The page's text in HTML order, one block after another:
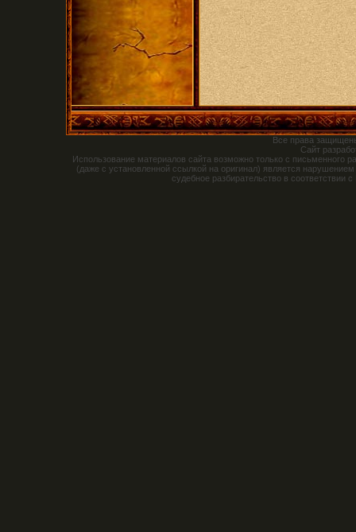
Все права
Сайт
Использование материалов сайта возможно только с письменного
(даже с установленной ссылкой на оригинал) является
судебное разбирательство в